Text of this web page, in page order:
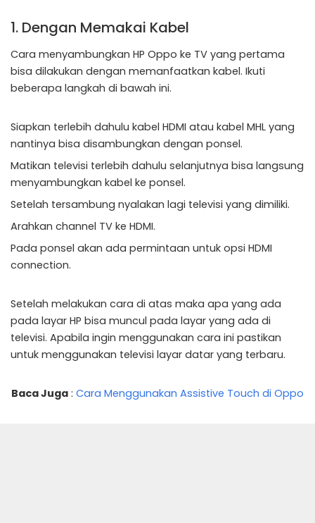
1. Dengan Memakai Kabel
Cara menyambungkan HP Oppo ke TV yang pertama
bisa dilakukan dengan memanfaatkan kabel. Ikuti
beberapa langkah di bawah ini.
Siapkan terlebih dahulu kabel HDMI atau kabel MHL yang
nantinya bisa disambungkan dengan ponsel.
Matikan televisi terlebih dahulu selanjutnya bisa langsung
menyambungkan kabel ke ponsel.
Setelah tersambung nyalakan lagi televisi yang dimiliki.
Arahkan channel TV ke HDMI.
Pada ponsel akan ada permintaan untuk opsi HDMI
connection.
Setelah melakukan cara di atas maka apa yang ada
pada layar HP bisa muncul pada layar yang ada di
televisi. Apabila ingin menggunakan cara ini pastikan
untuk menggunakan televisi layar datar yang terbaru.
Baca Juga : Cara Menggunakan Assistive Touch di Oppo